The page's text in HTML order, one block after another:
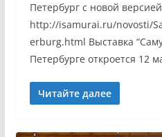
Петербург c новой
http://isamurai.ru/novosti/
erburg.html Выставка
Петербурге откроется 12
Читайте далее